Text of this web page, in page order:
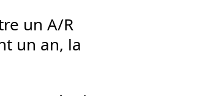
un A/R
un an, la